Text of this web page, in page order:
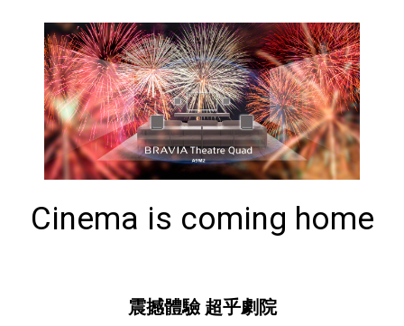
Cinema is coming home
震撼體驗 超乎劇院